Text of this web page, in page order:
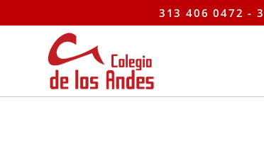
313 406 0472 -